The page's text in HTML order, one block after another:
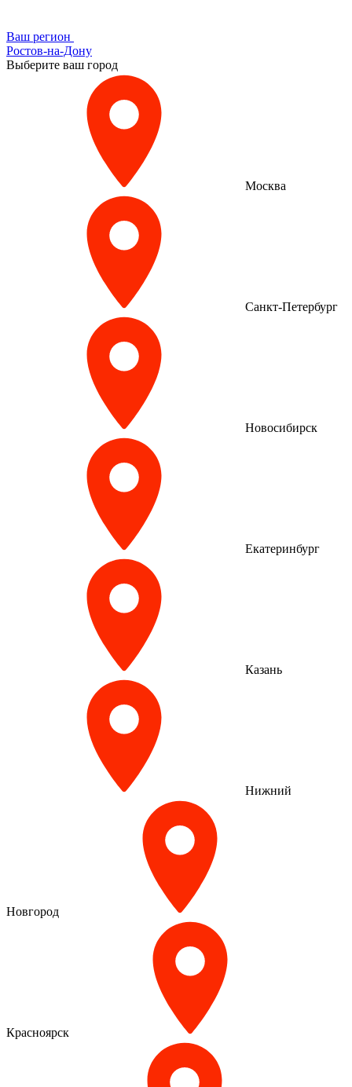
Ваш регион
Ростов-на-Дону
Выберите ваш город
Москва
Санкт-Петербург
Новосибирск
Екатеринбург
Казань
Нижний
Новгород
Красноярск